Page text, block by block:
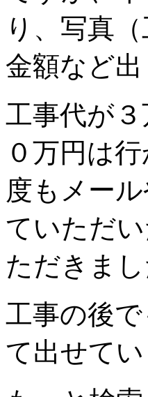
り、写真
金額など
工事代が
０万円は
度もメー
ていただ
ただきまし
工事の後
て出せてい